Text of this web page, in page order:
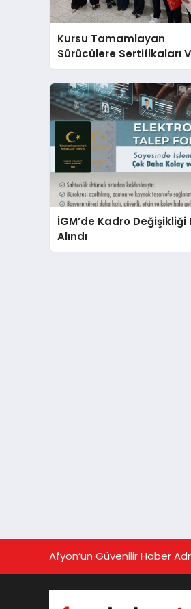
Kursu Tamamlayan
Sürücülere Sertifikaları
İGM’de Kadro Değişikliği
Alındı
Afyon’un Güvenilir Haber